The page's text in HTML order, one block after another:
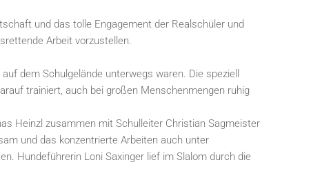
und das tolle Engagement der Realschüler und
Arbeit vorzustellen.
dem Schulgelände unterwegs waren. Die speziell
trainiert, auch bei großen Menschenmengen ruhig
Heinzl zusammen mit Schulleiter Christian Sagmeister
und das konzentrierte Arbeiten auch unter
Hundeführerin Loni Saxinger lief im Slalom durch die